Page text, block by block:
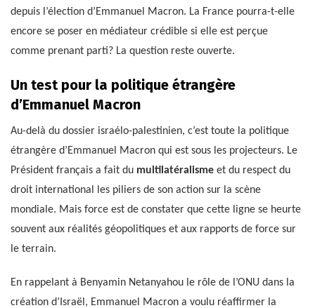
depuis l’élection d’Emmanuel Macron. La France pourra-t-elle
encore se poser en médiateur crédible si elle est perçue
comme prenant parti? La question reste ouverte.
Un test pour la politique étrangère
d’Emmanuel Macron
Au-delà du dossier israélo-palestinien, c’est toute la politique
étrangère d’Emmanuel Macron qui est sous les projecteurs. Le
Président français a fait du multilatéralisme et du respect du
droit international les piliers de son action sur la scène
mondiale. Mais force est de constater que cette ligne se heurte
souvent aux réalités géopolitiques et aux rapports de force sur
le terrain.
En rappelant à Benyamin Netanyahou le rôle de l’ONU dans la
création d’Israël, Emmanuel Macron a voulu réaffirmer la